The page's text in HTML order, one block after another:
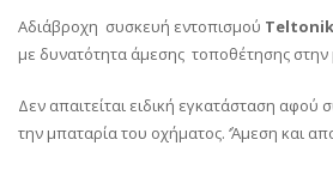
Αδιάβροχη συσκευή εντοπισμού
με δυνατότητα άμεσης τοποθέτησης
Δεν απαιτείται ειδική εγκατάσταση αφού
την μπαταρία του οχήματος. ‘Άμεση και